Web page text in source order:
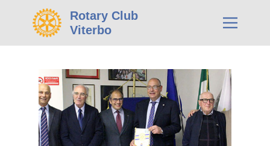
Rotary Club
Viterbo